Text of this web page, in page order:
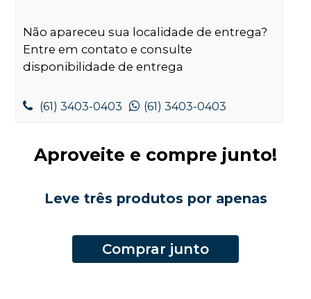
Não apareceu sua localidade de entrega?
Entre em contato e consulte
disponibilidade de entrega
(61) 3403-0403 (61) 3403-0403
Aproveite e compre junto!
Leve três produtos por apenas
Comprar junto